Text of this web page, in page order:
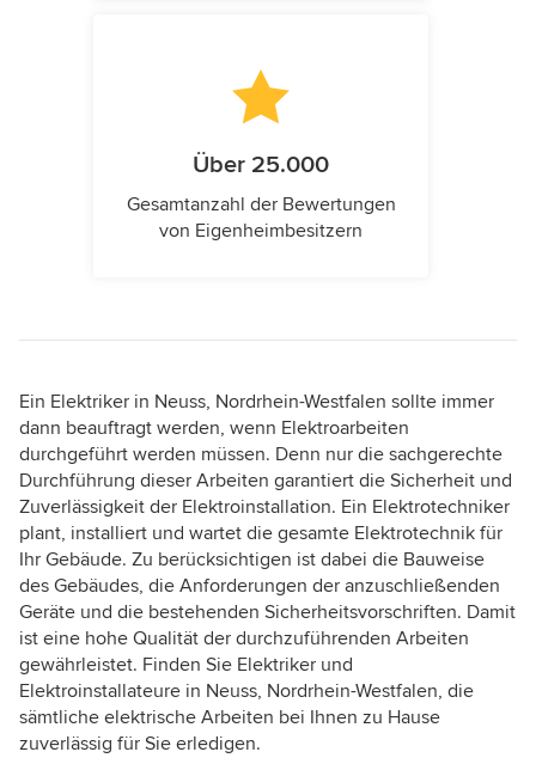
Über 25.000
Gesamtanzahl der Bewertungen
von Eigenheimbesitzern
Ein Elektriker in Neuss, Nordrhein-Westfalen sollte immer
dann beauftragt werden, wenn Elektroarbeiten
durchgeführt werden müssen. Denn nur die sachgerechte
Durchführung dieser Arbeiten garantiert die Sicherheit und
Zuverlässigkeit der Elektroinstallation. Ein Elektrotechniker
plant, installiert und wartet die gesamte Elektrotechnik für
Ihr Gebäude. Zu berücksichtigen ist dabei die Bauweise
des Gebäudes, die Anforderungen der anzuschließenden
Geräte und die bestehenden Sicherheitsvorschriften. Damit
ist eine hohe Qualität der durchzuführenden Arbeiten
gewährleistet. Finden Sie Elektriker und
Elektroinstallateure in Neuss, Nordrhein-Westfalen, die
sämtliche elektrische Arbeiten bei Ihnen zu Hause
zuverlässig für Sie erledigen.